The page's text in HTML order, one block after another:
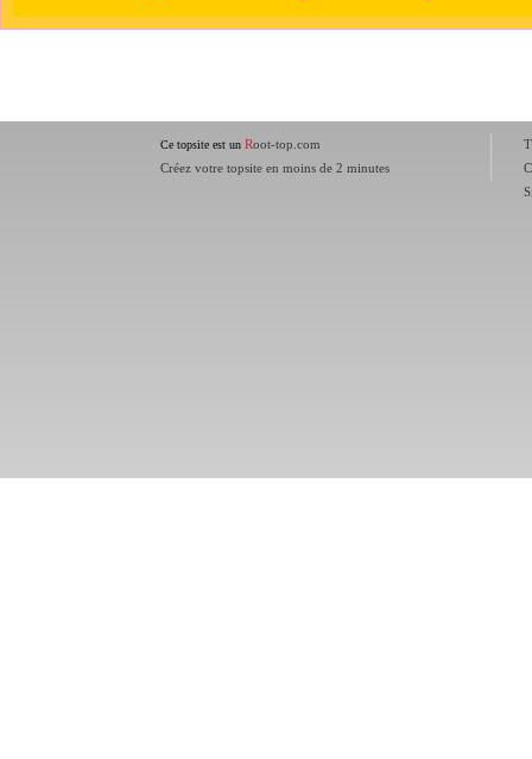
Ce topsite est un Root-top.com
Créez votre topsite en moins de 2 minutes